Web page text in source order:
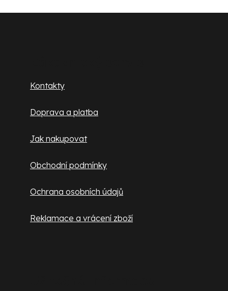
Kontakty
Doprava a platba
Jak nakupovat
Obchodní podmínky
Ochrana osobních údajů
Reklamace a vrácení zboží